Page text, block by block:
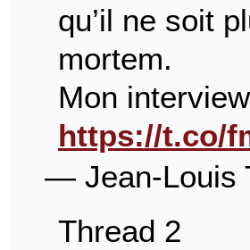
qu’il ne soit
mortem.
Mon interview
https://t.co/
— Jean-Louis
Thread 2